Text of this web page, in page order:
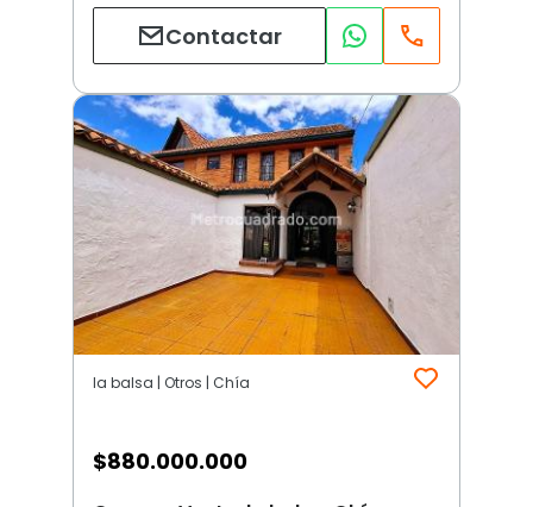
Contactar
la balsa | Otros | Chía
$880.000.000